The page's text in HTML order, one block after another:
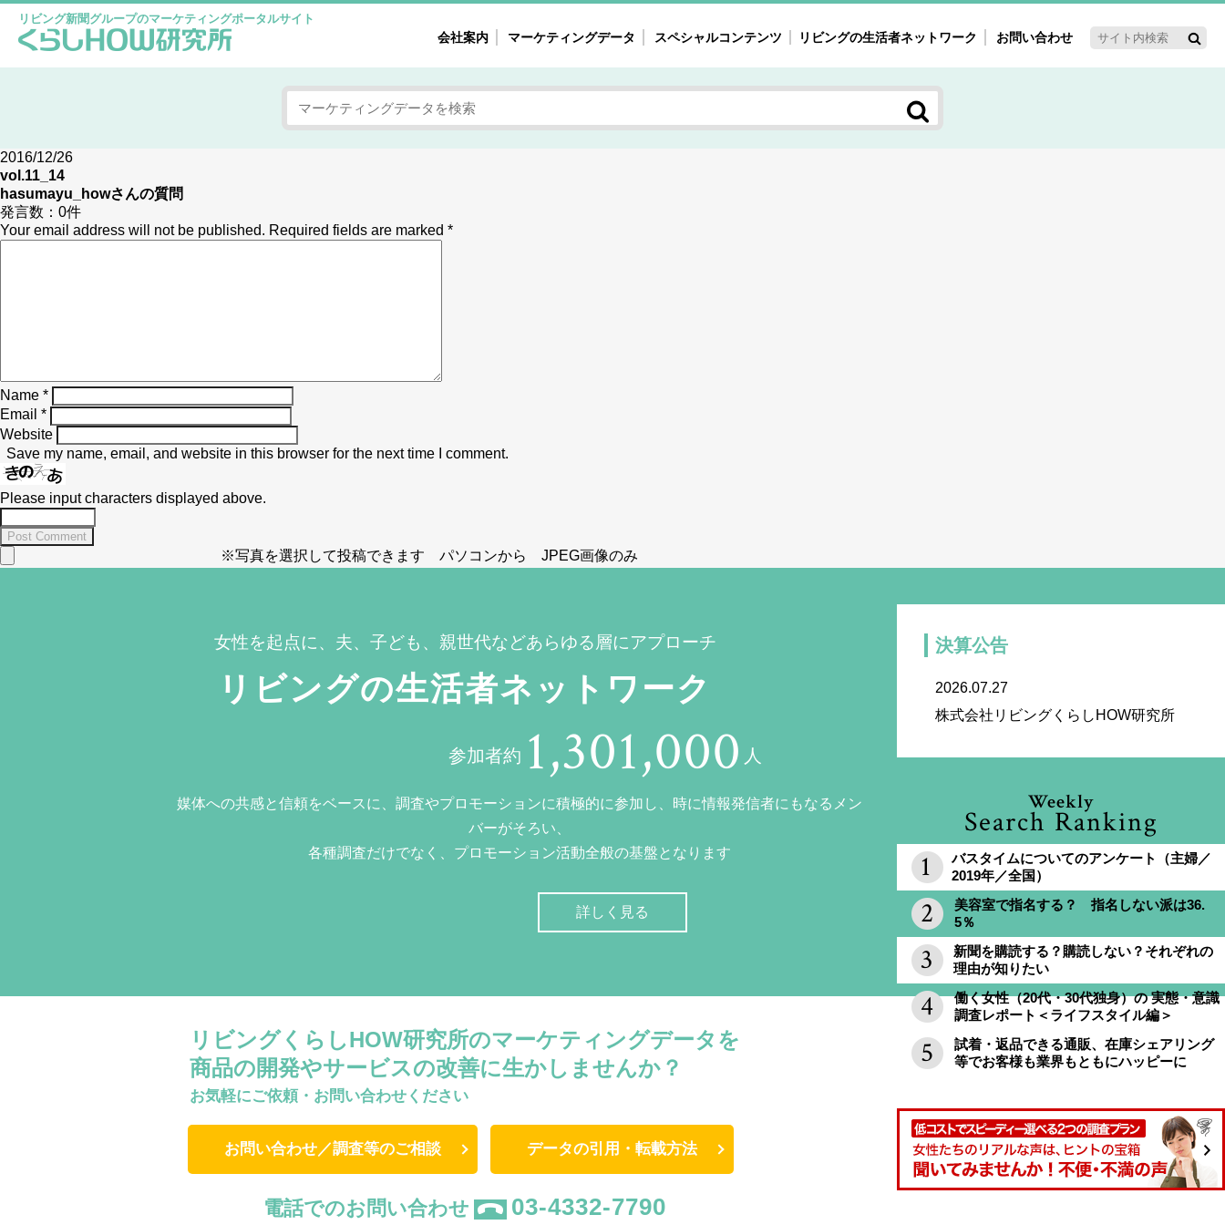
リビング新聞グループのマーケティングポータルサイト
会社案内 マーケティングデータ スペシャルコンテンツ
女性の気持ちと消費がリアルに見える
自主調査レポート
注目ターゲット・重点テーマ
40'ｓ～60'ｓマーケット研究室
リビングの生活者ネットワーク お問い合わせ
2016/12/26
vol.11_14
hasumayu_howさんの質問
発言数： 0件
Your email address will not be published. Required fields are marked *
Name *
Email *
Website
Save my name, email, and website in this browser for the next time I comment.
Please input characters displayed above.
※写真を選択して投稿できます パソコンから JPEG画像のみ
決算公告
2026.07.27
株式会社リビングくらしHOW研究所
Weekly
Search Ranking
バスタイムについてのアンケート（主婦／
2019年／全国）
美容室で指名する？ 指名しない派は36.
5％
新聞を購読する？購読しない？それぞれの
理由が知りたい
働く女性（20代・30代独身）の 実態・意識
調査レポート＜ライフスタイル編＞
試着・返品できる通販、在庫シェアリング
等でお客様も業界もともにハッピーに
女性を起点に、夫、子ども、親世代などあらゆる層にアプローチ
リビングの生活者ネットワーク
参加者約 1,301,000 人
媒体への共感と信頼をベースに、調査やプロモーションに積極的に参加し、時に情報発信者にもなるメン
バーがそろい、
各種調査だけでなく、プロモーション活動全般の基盤となります
詳しく見る
リビングくらしHOW研究所のマーケティングデータを
商品の開発やサービスの改善に生かしませんか？
お気軽にご依頼・お問い合わせください
お問い合わせ／調査等のご相談 データの引用・転載方法
電話でのお問い合わせ 03-4332-7790